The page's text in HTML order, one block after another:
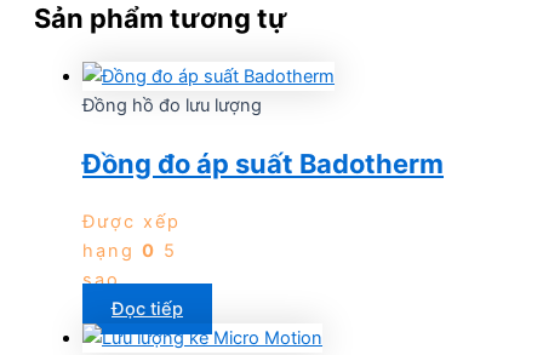
Sản phẩm tương tự
Đồng hồ đo lưu lượng
Đồng đo áp suất Badotherm
Được xếp
hạng 0 5
sao
Đọc tiếp